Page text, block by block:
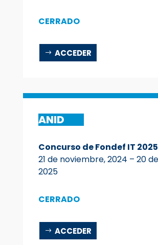
CERRADO
ACCEDER
ANID
Concurso de Fondef IT 2025
21 de noviembre, 2024 – 20
2025
CERRADO
ACCEDER